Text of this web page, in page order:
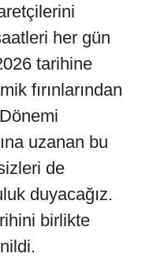
her gün
tarihine
fırınlarından
uzanan bu
de
duyacağız.
birlikte